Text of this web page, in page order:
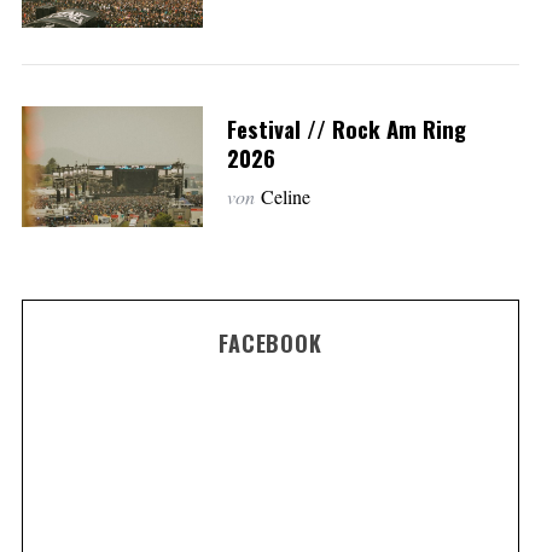
Festival // Rock Am Ring
2026
von Celine
FACEBOOK